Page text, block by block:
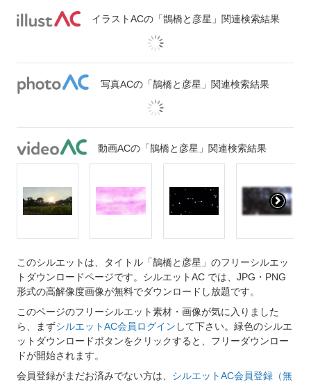
イラストACの「鵲橋と彦星」関連検索結果
写真ACの「鵲橋と彦星」関連検索結果
動画ACの「鵲橋と彦星」関連検索結果
このシルエットは、タイトル「鵲橋と彦星」のフリーシルエッ
トダウンロードページです。シルエットAC では、JPG・PNG
形式の高解像度画像が無料でダウンロードし放題です。
このページのフリーシルエット素材・画像が気に入りました
ら、まずシルエットAC会員ログイン して下さい。緑色のシルエ
ットダウンロードボタンをクリックすると、フリーダウンロー
ドが開始されます。
会員登録がまだお済みでない方は、 シルエットAC会員登録（無